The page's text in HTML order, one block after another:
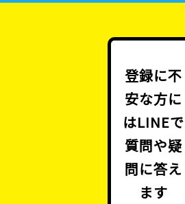
のサービスを、サービス利⽤
■サービスの登録 1.登録希望
承認することによって、利⽤
2.当法⼈は、利⽤登録の申請
ると判断した場合、利⽤登録
ことがあり、その理由につい
登録に不
安な方に
はLINEで
質問や疑
問に答え
ます